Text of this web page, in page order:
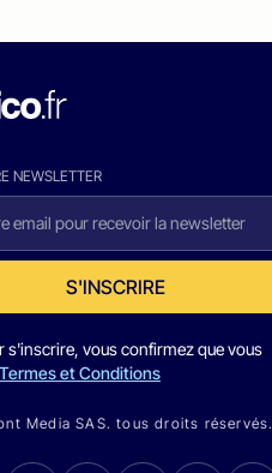
NEWSLETTER
S'INSCRIRE
s'inscrire, vous confirmez que vous
Termes et Conditions
Media SAS. tous droits réservés.